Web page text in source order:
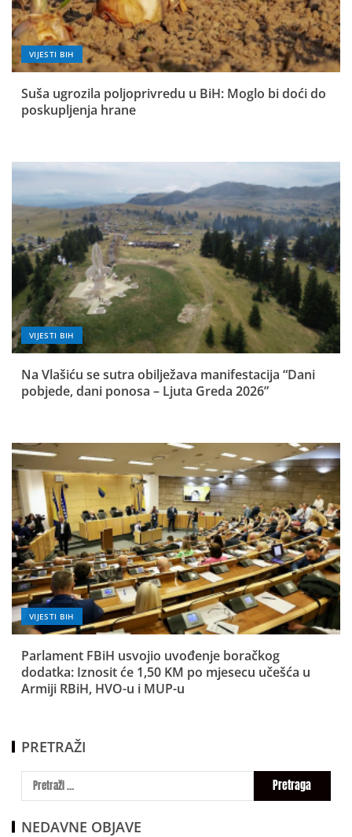
VIJESTI BIH
Suša ugrozila poljoprivredu u BiH: Moglo bi doći do
poskupljenja hrane
VIJESTI BIH
Na Vlašiću se sutra obilježava manifestacija “Dani
pobjede, dani ponosa – Ljuta Greda 2026”
VIJESTI BIH
Parlament FBiH usvojio uvođenje boračkog
dodatka: Iznosit će 1,50 KM po mjesecu učešća u
Armiji RBiH, HVO-u i MUP-u
PRETRAŽI
NEDAVNE OBJAVE